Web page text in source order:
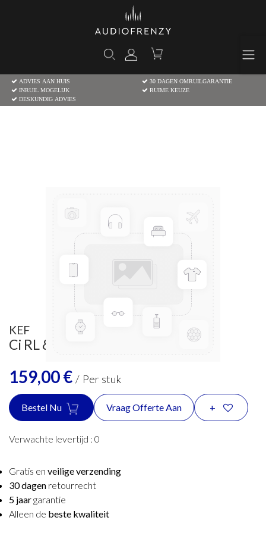
ADVIES AAN HUIS
30 DAGEN OMRUILGARANTIE
INRUIL MOGELIJK
RUIME KEUZE
DESKUNDIG ADVIES
KEF
Ci RL & REF Grill 5160 CGB
159,00€ / Per stuk
Bestel Nu Vraag Offerte Aan +
Verwachte levertijd : 0
Gratis en veilige verzending
30 dagen retourrecht
5 jaargarantie
Alleen de beste kwaliteit